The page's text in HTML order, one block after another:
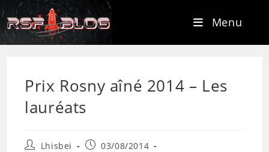
Menu
Prix Rosny aîné 2014 – Les
lauréats
Lhisbei
03/08/2014